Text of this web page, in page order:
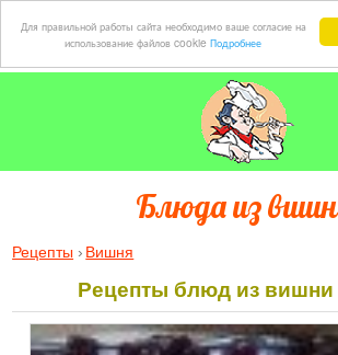
Для правильной работы сайта необходимо ваше согласие на
использование файлов cookie Подробнее
Блюда из
Рецепты Вишня
Рецепты блюд из вишни